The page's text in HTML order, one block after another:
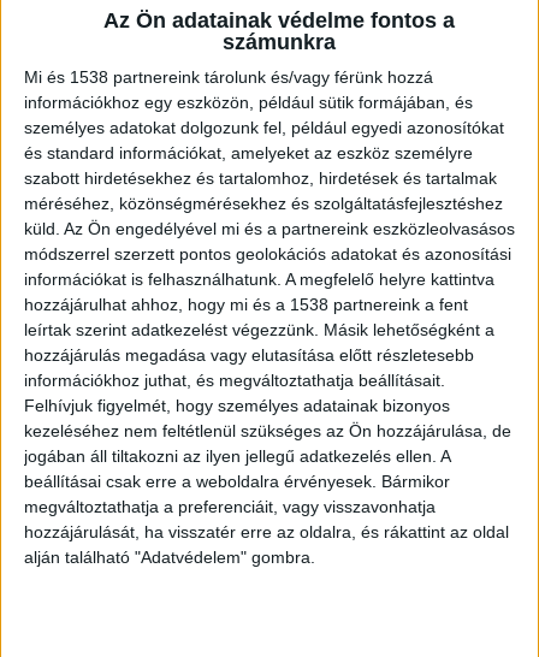
Az Ön adatainak védelme fontos a
számunkra
Mi és 1538 partnereink tárolunk és/vagy férünk hozzá
információkhoz egy eszközön, például sütik formájában, és
személyes adatokat dolgozunk fel, például egyedi azonosítókat
és standard információkat, amelyeket az eszköz személyre
szabott hirdetésekhez és tartalomhoz, hirdetések és tartalmak
méréséhez, közönségmérésekhez és szolgáltatásfejlesztéshez
küld. Az Ön engedélyével mi és a partnereink eszközleolvasásos
módszerrel szerzett pontos geolokációs adatokat és azonosítási
információkat is felhasználhatunk. A megfelelő helyre kattintva
hozzájárulhat ahhoz, hogy mi és a 1538 partnereink a fent
leírtak szerint adatkezelést végezzünk. Másik lehetőségként a
hozzájárulás megadása vagy elutasítása előtt részletesebb
információkhoz juthat, és megváltoztathatja beállításait.
Felhívjuk figyelmét, hogy személyes adatainak bizonyos
kezeléséhez nem feltétlenül szükséges az Ön hozzájárulása, de
jogában áll tiltakozni az ilyen jellegű adatkezelés ellen. A
beállításai csak erre a weboldalra érvényesek. Bármikor
megváltoztathatja a preferenciáit, vagy visszavonhatja
hozzájárulását, ha visszatér erre az oldalra, és rákattint az oldal
alján található "Adatvédelem" gombra.
Célkeresztben a kultikus hangjáték
A Kossuth rádió még 2012 áprilisában indította el
hatalmas sikerrel futó ifjúsági fantasysorozatát,
az Időfutárt. A kultikus rádiójáték epizódjait
átlagosan 80-100 ezren hallgatták feszülten a
készülékek előtt. A kalandos történet olyan
fiatalokról szólt, akik egy rejtélyes, idősíkokon
átívelő körző után nyomoznak, miközben egy
végtelenül pénzéhes, gátlástalan professzorral, a
sztori főgonoszával kellett ádáz harcot vívniuk.